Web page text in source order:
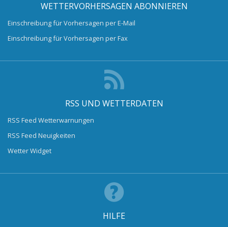
WETTERVORHERSAGEN ABONNIEREN
Einschreibung für Vorhersagen per E-Mail
Einschreibung für Vorhersagen per Fax
RSS UND WETTERDATEN
RSS Feed Wetterwarnungen
RSS Feed Neuigkeiten
Wetter Widget
HILFE